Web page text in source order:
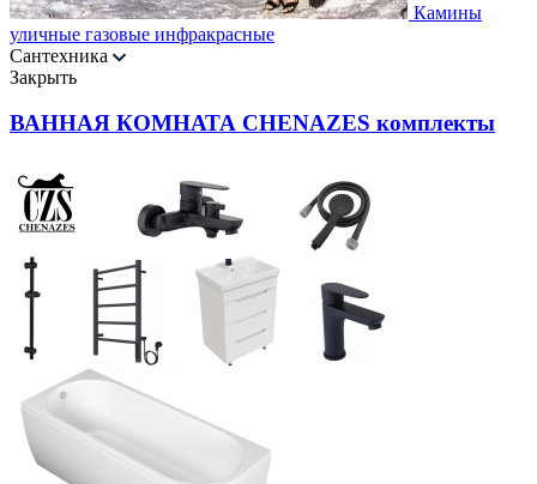
Камины
уличные газовые инфракрасные
Сантехника
Закрыть
ВАННАЯ КОМНАТА CHENAZES комплекты